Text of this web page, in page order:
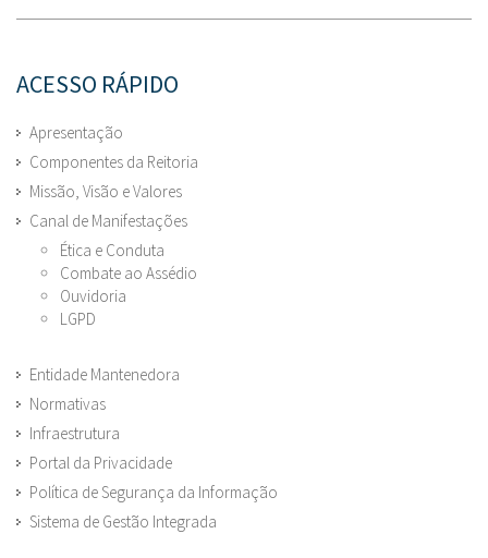
ACESSO RÁPIDO
Apresentação
Componentes da Reitoria
Missão, Visão e Valores
Canal de Manifestações
Ética e Conduta
Combate ao Assédio
Ouvidoria
LGPD
Entidade Mantenedora
Normativas
Infraestrutura
Portal da Privacidade
Política de Segurança da Informação
Sistema de Gestão Integrada